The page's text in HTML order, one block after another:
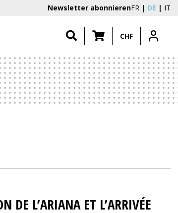
Newsletter abonnierenFR DE IT
CHF
DE L’ARIANA ET L’ARRIVÉE